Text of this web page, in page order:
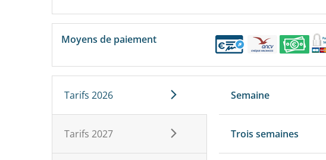
Moyens de paiement
Tarifs 2026
Tarifs 2027
Semaine
Trois semaines